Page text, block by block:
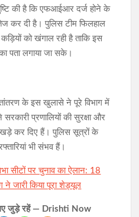
की है कि एफआईआर दर्ज होने के
कर दी है। पुलिस टीम फिलहाल
को खंगाल रही है ताकि इस
पता लगाया जा सके।
के इस खुलासे ने पूरे विभाग में
प्रणालियों की सुरक्षा और
खड़े कर दिए हैं। पुलिस सूत्रों के
भी संभव हैं।
सीटों पर चुनाव का ऐलान: 18
ने जारी किया पूरा शेड्यूल
जुड़े रहें — Drishti Now